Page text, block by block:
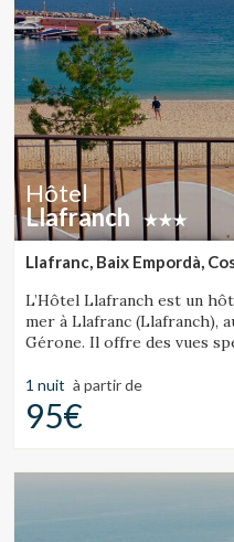
Hôtel
Llafranch
Llafranc, Baix Empordà,
L’Hôtel Llafranch est un
mer à Llafranc (Llafranch),
Gérone. Il offre des vues
1 nuit à partir de
95€